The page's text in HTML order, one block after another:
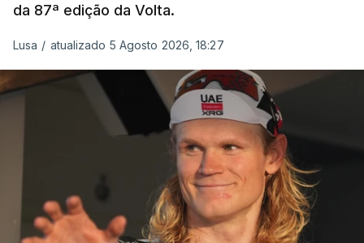
da 87ª edição da Volta.
Lusa / atualizado 5 Agosto 2026, 18:27